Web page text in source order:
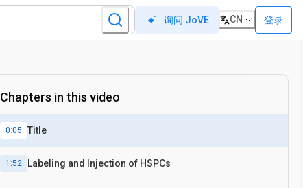
询问 JoVE CN 登录
Chapters in this video
0:05 Title
1:52 Labeling and Injection of HSPCs